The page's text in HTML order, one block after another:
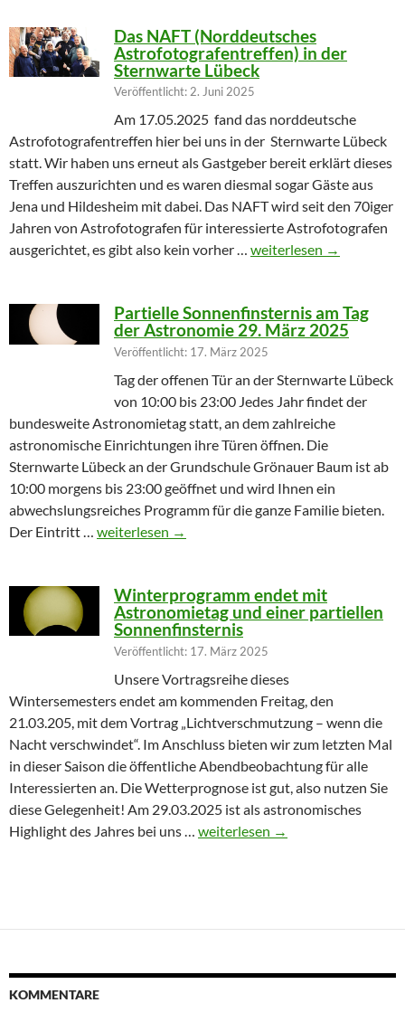
Das NAFT (Norddeutsches
Astrofotografentreffen) in der
Sternwarte Lübeck
Veröffentlicht: 2. Juni 2025
Am 17.05.2025 fand das norddeutsche
Astrofotografentreffen hier bei uns in der Sternwarte Lübeck
statt. Wir haben uns erneut als Gastgeber bereit erklärt dieses
Treffen auszurichten und es waren diesmal sogar Gäste aus
Jena und Hildesheim mit dabei. Das NAFT wird seit den 70iger
Jahren von Astrofotografen für interessierte Astrofotografen
ausgerichtet, es gibt also kein vorher … Das NAFT
weiterlesen →
Partielle Sonnenfinsternis am Tag
der Astronomie 29. März 2025
Veröffentlicht: 17. März 2025
Tag der offenen Tür an der Sternwarte Lübeck
von 10:00 bis 23:00 Jedes Jahr findet der
bundesweite Astronomietag statt, an dem zahlreiche
astronomische Einrichtungen ihre Türen öffnen. Die
Sternwarte Lübeck an der Grundschule Grönauer Baum ist ab
10:00 morgens bis 23:00 geöffnet und wird Ihnen ein
abwechslungsreiches Programm für die ganze Familie bieten.
Der Eintritt … Partielle Sonnenfinsternis am Tag der
weiterlesen →
Winterprogramm endet mit
Astronomietag und einer partiellen
Sonnenfinsternis
Veröffentlicht: 17. März 2025
Unsere Vortragsreihe dieses
Wintersemesters endet am kommenden Freitag, den
21.03.205, mit dem Vortrag „Lichtverschmutzung – wenn die
Nacht verschwindet“. Im Anschluss bieten wir zum letzten Mal
in dieser Saison die öffentliche Abendbeobachtung für alle
Interessierten an. Die Wetterprognose ist gut, also nutzen Sie
diese Gelegenheit! Am 29.03.2025 ist als astronomisches
Highlight des Jahres bei uns … Winterprogramm endet mit
weiterlesen →
KOMMENTARE